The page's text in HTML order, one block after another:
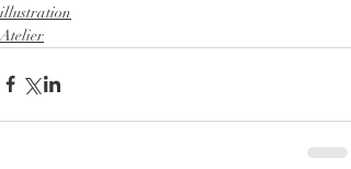
illustration
Atelier